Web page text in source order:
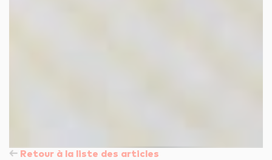
Retour à la liste des articles